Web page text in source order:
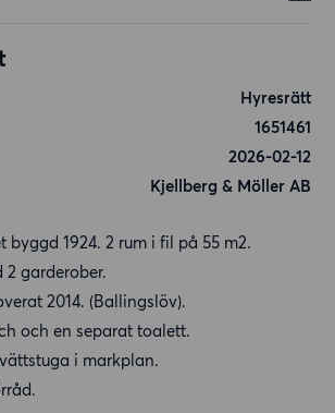
Hyresrätt
1651461
2026-02-12
Kjellberg & Möller AB
byggd 1924. 2 rum i fil på 55 m2.
2 garderober.
2014. (Ballingslöv).
och en separat toalett.
i markplan.